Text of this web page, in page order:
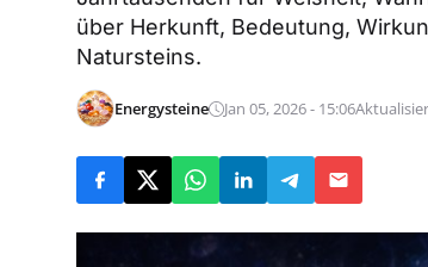
über Herkunft, Bedeutung,
Natursteins.
Energysteine Jan 05, 2026 - 15:06